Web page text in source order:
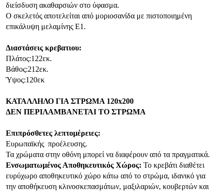
διείσδυση ακαθαρσιών στο ύφασμα.
Ο σκελετός αποτελείται από μοριοσανίδα με πιστοποιημένη
επικάλυψη μελαμίνης Ε1.
Διαστάσεις κρεβατιου:
Πλάτος:122εκ.
Βάθος:212εκ.
Ύψος:120εκ
ΚΑΤΑΛΛΗΛΟ ΓΙΑ ΣΤΡΩΜΑ 120x200
ΔΕΝ ΠΕΡΙΛΑΜΒΑΝΕΤΑΙ ΤΟ ΣΤΡΩΜΑ
Επιπρόσθετες λεπτομέρειες:
Ευρωπαϊκής προέλευσης.
Τα χρώματα στην οθόνη μπορεί να διαφέρουν από τα πραγματικά.
Ενσωματωμένος Αποθηκευτικός Χώρος: Το κρεβάτι διαθέτει
ευρύχωρο αποθηκευτικό χώρο κάτω από το στρώμα, ιδανικό για
την αποθήκευση κλινοσκεπασμάτων, μαξιλαριών, κουβερτών και